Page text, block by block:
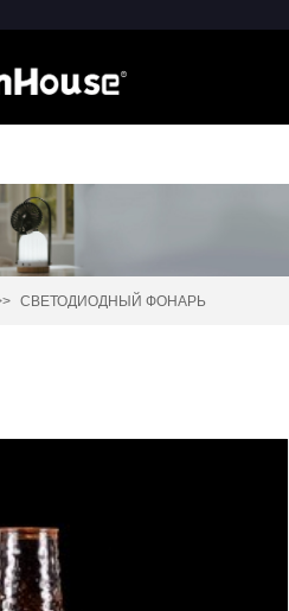
СВЕТОДИОДНЫЙ ФОНАРЬ